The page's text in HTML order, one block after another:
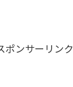
ポンサーリンク